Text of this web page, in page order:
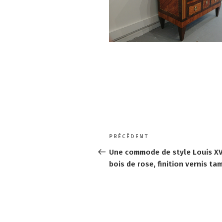
Navigation
de
l’article
Article
précédent
PRÉCÉDENT
Une commode de style Louis
bois de rose, finition vernis